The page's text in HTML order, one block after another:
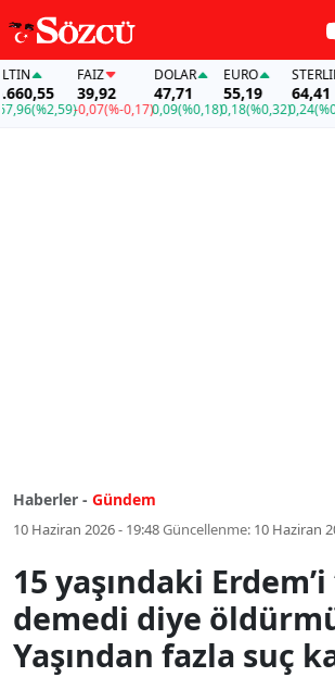
39,92
-0,07(%-0,17)
DOLAR
47,71
0,09(%0,18)
EURO
55,19
0,18(%0,32)
STERLIN
64,41
0,24(%0,38)-
Haberler - Gündem
10 Haziran 2026 - 19:48Güncellenme: 10 Haziran
15 yaşındaki Erdem’i
demedi diye
Yaşından fazla suç